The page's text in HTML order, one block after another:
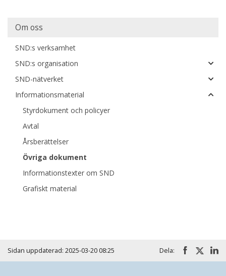
Huvudmeny
Om oss
SND:s verksamhet
SND:s organisation
SND-nätverket
Informationsmaterial
Styrdokument och policyer
Avtal
Årsberättelser
Övriga dokument
Informationstexter om SND
Grafiskt material
Sidan uppdaterad: 2025-03-20 08:25 Dela: